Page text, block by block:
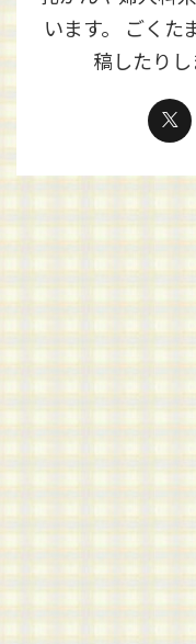
います。 ごく
稿したりし